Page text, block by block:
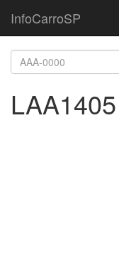
InfoCarroSP
LAA1405